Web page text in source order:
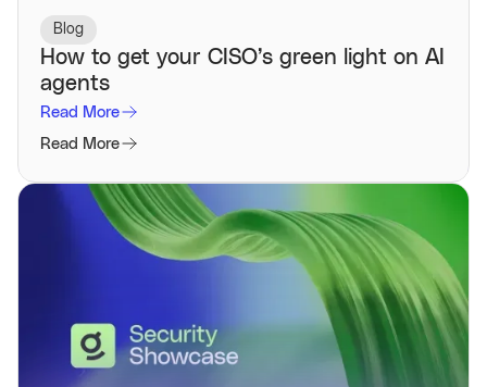
Blog
How to get your CISO’s green light on AI
agents
Read More
Read More